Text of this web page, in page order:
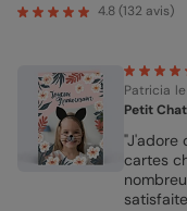
4.8(132 avis)
Patricia
Petit Chat
"J'adore
cartes